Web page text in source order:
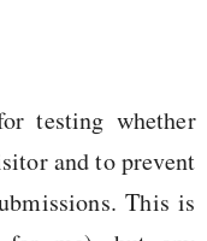
testing whether
and to prevent
This is
Geschäftsmodelle